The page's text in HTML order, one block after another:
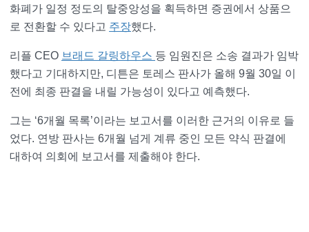
화폐가 일정 정도의 탈중앙성을 획득하면 증권에서 상품으
로 전환할 수 있다고 주장했다.
리플 CEO 브래드 갈링하우스 등 임원진은 소송 결과가 임박
했다고 기대하지만, 디튼은 토레스 판사가 올해 9월 30일 이
전에 최종 판결을 내릴 가능성이 있다고 예측했다.
그는 ‘6개월 목록’이라는 보고서를 이러한 근거의 이유로 들
었다. 연방 판사는 6개월 넘게 계류 중인 모든 약식 판결에
대하여 의회에 보고서를 제출해야 한다.